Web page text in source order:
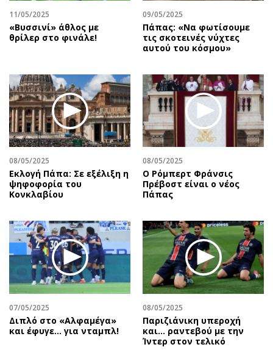
11/05/2025
«Βυσσινί» άθλος με
θρίλερ στο φινάλε!
09/05/2025
Πάπας: «Να φωτίσουμε
τις σκοτεινές νύχτες
αυτού του κόσμου»
08/05/2025
Εκλογή Πάπα: Σε εξέλιξη η
ψηφοφορία του
Κονκλαβίου
08/05/2025
Ο Ρόμπερτ Φράνσις
Πρέβοστ είναι ο νέος
Πάπας
07/05/2025
Διπλό στο «Αλφαμέγα»
και έφυγε… για νταμπλ!
08/05/2025
Παριζιάνικη υπεροχή
και... ραντεβού με την
Ίντερ στον τελικό